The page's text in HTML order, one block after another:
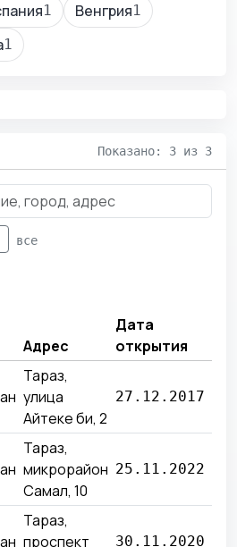
1 Венгрия1
1
Показано: 3 из 3
все
Адрес
Дата
открытия
Тараз,
улица
Айтеке би, 2
27.12.2017
Тараз,
микрорайон
Самал, 10
25.11.2022
Тараз,
проспект
30.11.2020